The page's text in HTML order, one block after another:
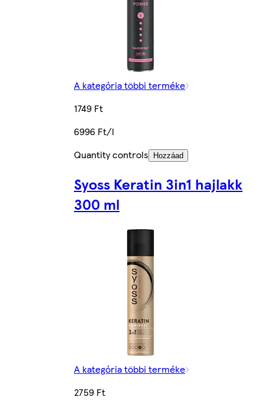
A kategória többi terméke
1749 Ft
6996 Ft/l
Quantity controls
Hozzáad
Syoss Keratin 3in1 hajlakk
300 ml
A kategória többi terméke
2759 Ft